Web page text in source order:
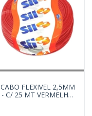
CABO FLEXIVEL 2,5MM
- C/ 25 MT VERMELHO